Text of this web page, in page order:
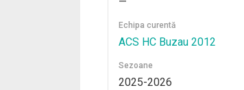
Echipa curentă
ACS HC Buzau 2012
Sezoane
2025-2026